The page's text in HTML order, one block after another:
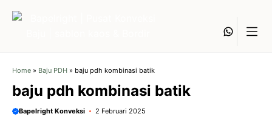
Home » Baju PDH » baju pdh kombinasi batik
baju pdh kombinasi batik
Bapelright Konveksi 2 Februari 2025